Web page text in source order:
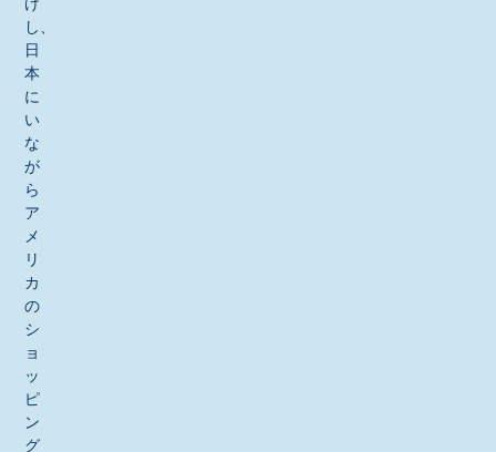
し、
日
本
に
い
な
が
ら
ア
メ
リ
カ
の
シ
ョ
ッ
ピ
ン
グ